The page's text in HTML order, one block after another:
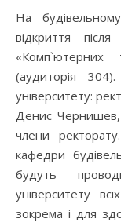
На будівельному факультеті 15 лютого відбулося
відкриття
«Комп`ютерних
(аудиторія
університету:
Денис Чернишев,
члени
кафедри
будуть
університету
зокрема і для